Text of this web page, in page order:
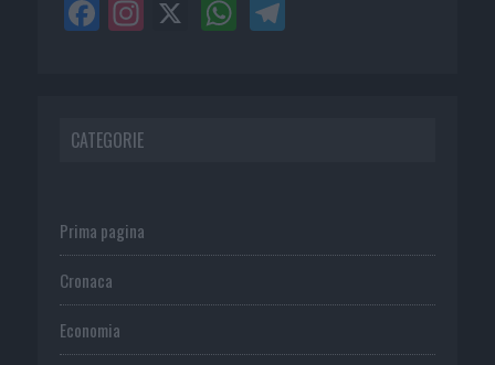
CATEGORIE
Prima pagina
Cronaca
Economia